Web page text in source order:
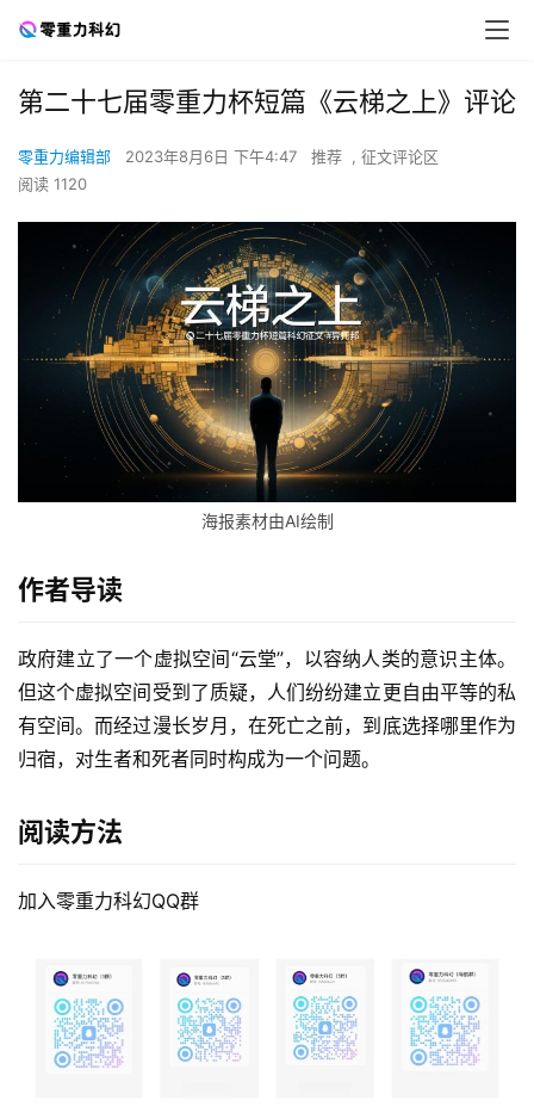
第二十七届零重力杯短篇《云梯之上》评论
零重力编辑部 2023年8月6日 下午4:47 推荐 , 征文评论区
阅读 1120
海报素材由AI绘制
作者导读
政府建立了一个虚拟空间“云堂”，以容纳人类的意识主体。
但这个虚拟空间受到了质疑，人们纷纷建立更自由平等的私
有空间。而经过漫长岁月，在死亡之前，到底选择哪里作为
归宿，对生者和死者同时构成为一个问题。
阅读方法
加入零重力科幻QQ群